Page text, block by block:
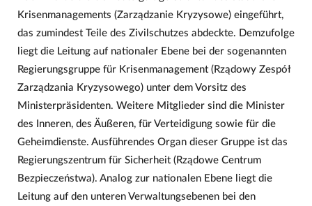
Krisenmanagements (Zarządzanie Kryzysowe) eingeführt,
das zumindest Teile des Zivilschutzes abdeckte. Demzufolge
liegt die Leitung auf nationaler Ebene bei der sogenannten
Regierungsgruppe für Krisenmanagement (Rządowy Zespół
Zarządzania Kryzysowego) unter dem Vorsitz des
Ministerpräsidenten. Weitere Mitglieder sind die Minister
des Inneren, des Äußeren, für Verteidigung sowie für die
Geheimdienste. Ausführendes Organ dieser Gruppe ist das
Regierungszentrum für Sicherheit (Rządowe Centrum
Bezpieczeństwa). Analog zur nationalen Ebene liegt die
Leitung auf den unteren Verwaltungsebenen bei den